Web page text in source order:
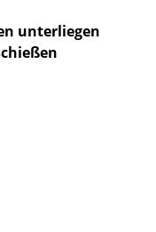
unterliegen